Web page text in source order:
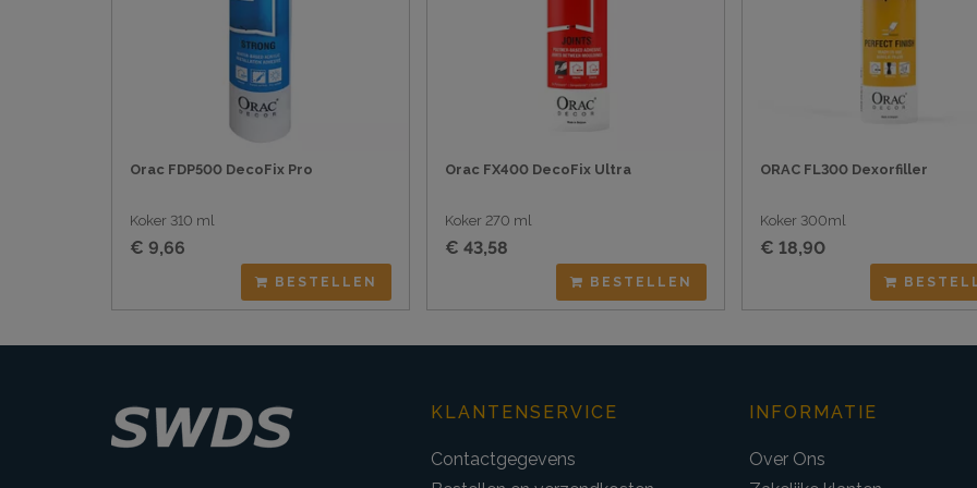
Orac FDP500 DecoFix Pro
Koker 310 ml
€ 9,66
BESTELLEN
Orac FX400 DecoFix Ultra
Koker 270 ml
€ 43,58
BESTELLEN
ORAC FL300 Dexorfiller
Koker 300ml
€ 18,90
KLANTENSERVICE
Contactgegevens
INFORMATIE
Over Ons